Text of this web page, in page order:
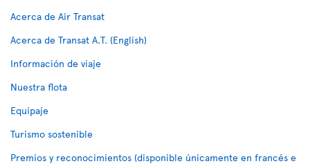
Acerca de Air Transat
Acerca de Transat A.T. (English)
Información de viaje
Nuestra flota
Equipaje
Turismo sostenible
Premios y reconocimientos (disponible únicamente en francés e